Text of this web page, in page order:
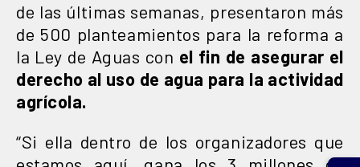
de las últimas semanas, presentaron más
de 500 planteamientos para la reforma a
la Ley de Aguas con el fin de asegurar el
derecho al uso de agua para la actividad
agrícola.
“Si ella dentro de los organizadores que